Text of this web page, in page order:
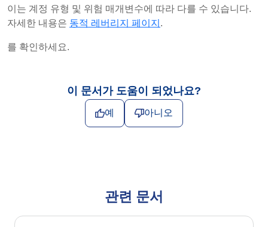
이는 계정 유형 및 위험 매개변수에 따라 다를 수 있습니다.
자세한 내용은 동적 레버리지 페이지 .
를 확인하세요.
이 문서가 도움이 되었나요?
예 아니오
관련 문서